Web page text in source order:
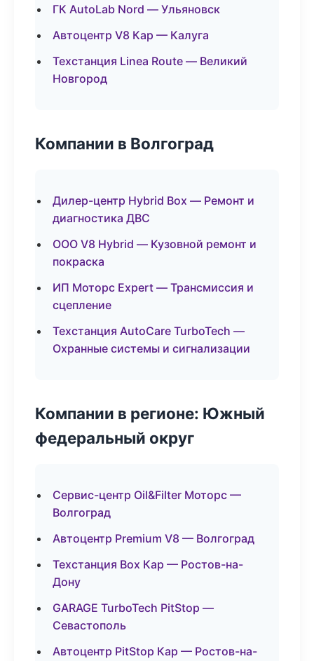
ГК AutoLab Nord — Ульяновск
Автоцентр V8 Кар — Калуга
Техстанция Linea Route — Великий
Новгород
Компании в Волгоград
Дилер-центр Hybrid Box — Ремонт и
диагностика ДВС
ООО V8 Hybrid — Кузовной ремонт и
покраска
ИП Моторс Expert — Трансмиссия и
сцепление
Техстанция AutoCare TurboTech —
Охранные системы и сигнализации
Компании в регионе: Южный
федеральный округ
Сервис-центр Oil&Filter Моторс —
Волгоград
Автоцентр Premium V8 — Волгоград
Техстанция Box Кар — Ростов-на-
Дону
GARAGE TurboTech PitStop —
Севастополь
Автоцентр PitStop Кар — Ростов-на-